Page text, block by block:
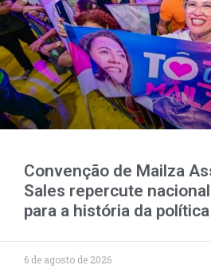
Convenção de Mailza
Sales repercute
para a história da
6 de agosto de 2026